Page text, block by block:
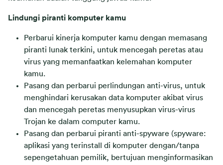
Lindungi piranti komputer kamu
Perbarui kinerja komputer kamu dengan memasang
piranti lunak terkini, untuk mencegah peretas atau
virus yang memanfaatkan kelemahan komputer
kamu.
Pasang dan perbarui perlindungan anti-virus, untuk
menghindari kerusakan data komputer akibat virus
dan mencegah peretas menyusupkan virus-virus
Trojan ke dalam computer kamu.
Pasang dan perbarui piranti anti-spyware (spyware:
aplikasi yang terinstall di komputer dengan/tanpa
sepengetahuan pemilik, bertujuan menginformasikan